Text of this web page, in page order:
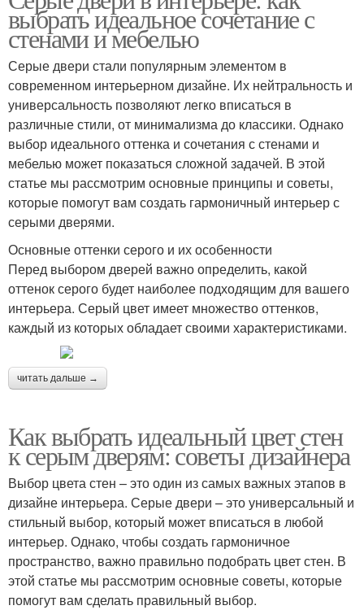
выбрать идеальное сочетание с
стенами и мебелью
Серые двери стали популярным элементом в
современном интерьерном дизайне. Их нейтральность и
универсальность позволяют легко вписаться в
различные стили, от минимализма до классики. Однако
выбор идеального оттенка и сочетания с стенами и
мебелью может показаться сложной задачей. В этой
статье мы рассмотрим основные принципы и советы,
которые помогут вам создать гармоничный интерьер с
серыми дверями.
Основные оттенки серого и их особенности
Перед выбором дверей важно определить, какой
оттенок серого будет наиболее подходящим для вашего
интерьера. Серый цвет имеет множество оттенков,
каждый из которых обладает своими характеристиками.
читать дальше →
Как выбрать идеальный цвет стен
к серым дверям: советы дизайнера
Выбор цвета стен – это один из самых важных этапов в
дизайне интерьера. Серые двери – это универсальный и
стильный выбор, который может вписаться в любой
интерьер. Однако, чтобы создать гармоничное
пространство, важно правильно подобрать цвет стен. В
этой статье мы рассмотрим основные советы, которые
помогут вам сделать правильный выбор.